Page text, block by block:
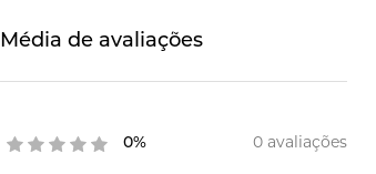
Média de avaliações
0% 0 avaliações